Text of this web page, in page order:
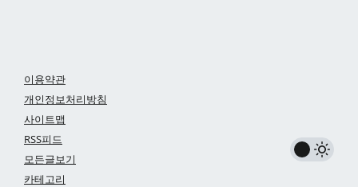
이용약관
개인정보처리방침
사이트맵
RSS피드
모든글보기
카테고리